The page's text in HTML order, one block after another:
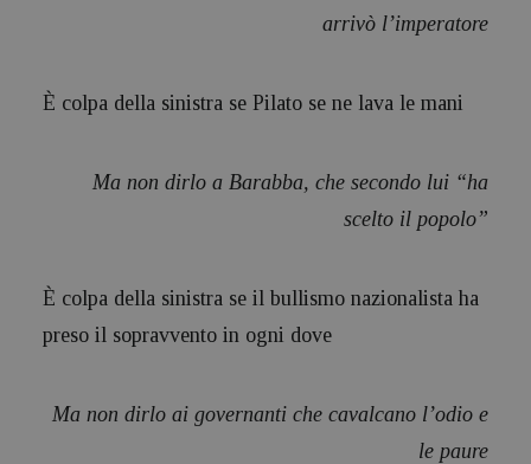
arrivò l’imperatore
È colpa della sinistra se Pilato se ne lava le mani
Ma non dirlo a Barabba, che secondo lui “ha
scelto il popolo”
È colpa della sinistra se il bullismo nazionalista ha
preso il sopravvento in ogni dove
Ma non dirlo ai governanti che cavalcano l’odio e
le paure